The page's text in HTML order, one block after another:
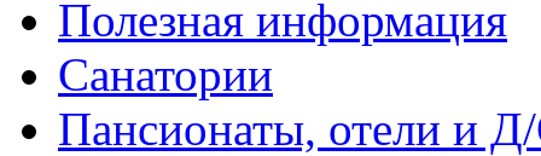
Полезная информация
Санатории
Пансионаты, отели и